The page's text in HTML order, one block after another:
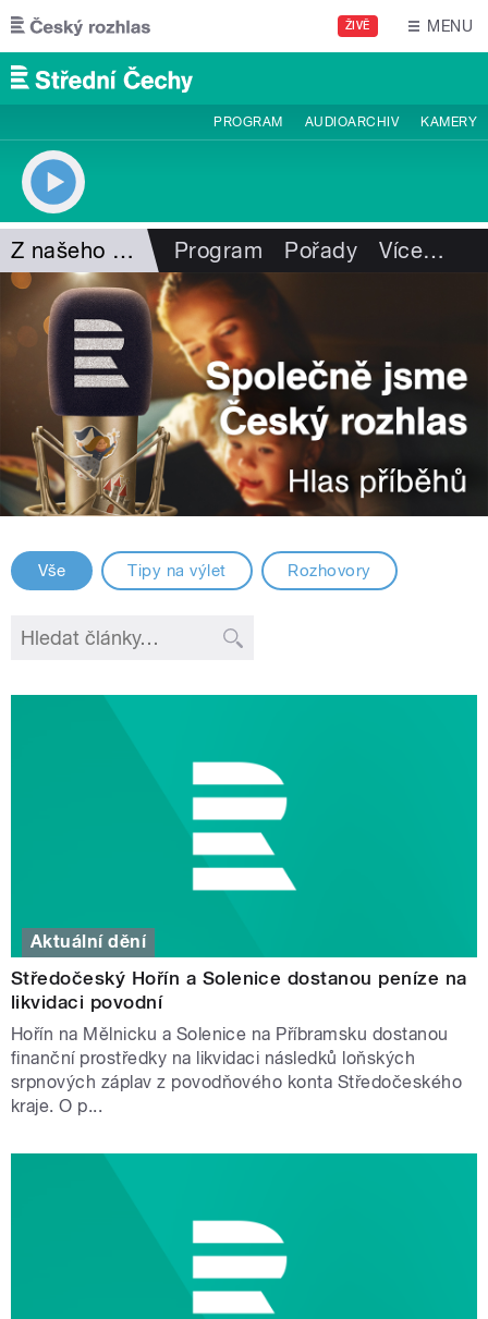
Přejít k hlavnímu obsahu
ŽIVĚ MENU
PROGRAM AUDIOARCHIV KAMERY
Z našeho vysílání Program Pořady Více…
Vše Tipy na výlet Rozhovory
Aktuální dění
Středočeský Hořín a Solenice dostanou peníze na
likvidaci povodní
Hořín na Mělnicku a Solenice na Příbramsku dostanou
finanční prostředky na likvidaci následků loňských
srpnových záplav z povodňového konta Středočeského
kraje. O p...